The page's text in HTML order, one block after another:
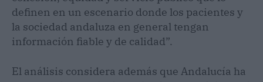
definen en un escenario donde los pacientes y
la sociedad andaluza en general tengan
información fiable y de calidad”.
El análisis considera además que Andalucía ha